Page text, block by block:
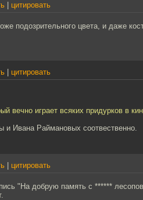
цитировать
подозрительного цвета, и даже
цитировать
вечно играет всяких придурков в
и Ивана Раймановых соотвественно.
цитировать
"На добрую память с ******